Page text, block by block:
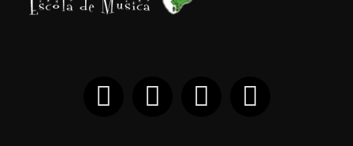
facebook instagram youtube tiktok